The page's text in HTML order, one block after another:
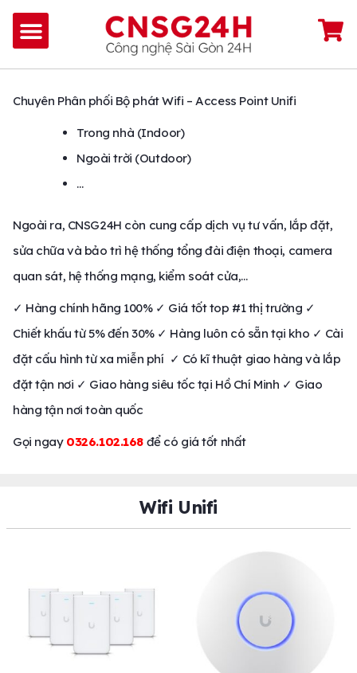
Chuyên Phân phối Bộ phát Wifi – Access Point Unifi
Trong nhà (Indoor)
Ngoài trời (Outdoor)
…
Ngoài ra, CNSG24H còn cung cấp dịch vụ tư vấn, lắp đặt,
sửa chữa và bảo trì hệ thống tổng đài điện thoại, camera
quan sát, hệ thống mạng, kiểm soát cửa,…
✓ Hàng chính hãng 100% ✓ Giá tốt top #1 thị trường ✓
Chiết khấu từ 5% đến 30% ✓ Hàng luôn có sẵn tại kho ✓ Cài
đặt cấu hình từ xa miễn phí ✓ Có kĩ thuật giao hàng và lắp
đặt tận nơi ✓ Giao hàng siêu tốc tại Hồ Chí Minh ✓ Giao
hàng tận nơi toàn quốc
Gọi ngay 0326.102.168để có giá tốt nhất
Wifi Unifi